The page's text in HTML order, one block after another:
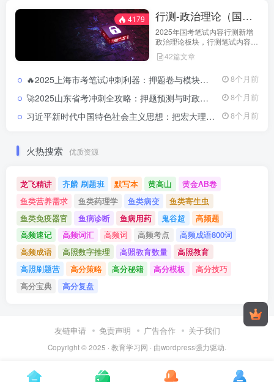
4179 行测-政治理论（国考2025新增科目）
2025年国考笔试内容行测新增
政治理论板块，行测笔试内容从
以往的五大板块变成六大板块，
具体试题分为：政治理论、常识
系、判断推理和资料分析六大板
jiaoyuxuexi.com加强对此新增
科目资源的整理以供广大考生进
行学习和温故。
42篇文章
🔥2025上海市考笔试冲刺利器：押题卷与模块冲刺的精准结合2025上海市考行测押题卷及冲刺资料合集 8个月前
🚀2025山东省考冲刺全攻略：押题预测与时政热点直击核心2025山东省考行测押题卷及申论预测合集 8个月前
习近平新时代中国特色社会主义思想：把宏大理论拆成清晰考点链条公务员考试习近平新时代中国特色社会主义思想专项课 8个月前
火热搜索 优质资源
龙飞精讲 齐麟 刷题班 默写本 黄高山
黄金AB卷
鱼类营养需求
鱼类药理学 鱼类病变
鱼类寄生虫
鱼类免疫器官
鱼病诊断 鱼病用药 鬼谷超
高频题
高频速记
高频词汇 高频词 高频考点
高频成语800词
高频成语
高照数字推理 高照教育数量
高照教育
高照刷题营
高分策略 高分秘籍 高分模板
高分技巧
高分宝典
高分复盘
友链申请 免责声明 广告合作 关于我们
Copyright © 2025 · 教育学习网 · 由wordpress强力驱动.